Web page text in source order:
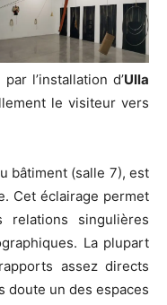
l’installation d’Ulla
le visiteur vers
bâtiment (salle 7), est
Cet éclairage permet
relations singulières
La plupart
assez directs
doute un des espaces